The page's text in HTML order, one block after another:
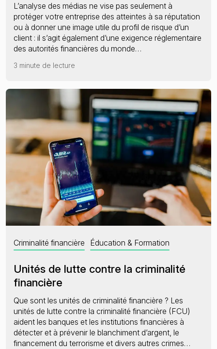
Le nouveau cadre de la LCB-FT de l’UE
L’analyse des médias ne vise pas seulement à
protéger votre entreprise des atteintes à sa réputation
ou à donner une image utile du profil de risque d’un
client : il s’agit également d’une exigence réglementaire
des autorités financières du monde…
3 minute de lecture
Criminalité financière Éducation & Formation
Unités de lutte contre la criminalité
financière
Que sont les unités de criminalité financière ? Les
unités de lutte contre la criminalité financière (FCU)
aident les banques et les institutions financières à
détecter et à prévenir le blanchiment d’argent, le
financement du terrorisme et divers autres crimes…